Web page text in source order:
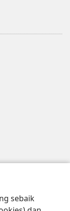
sebaik